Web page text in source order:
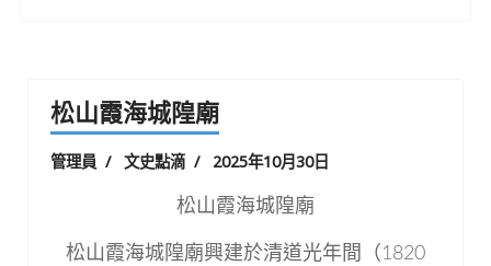
松山霞海城隍廟
管理員 文史點滴 2025年10月30日
松山霞海城隍廟
松山霞海城隍廟興建於清道光年間（1820